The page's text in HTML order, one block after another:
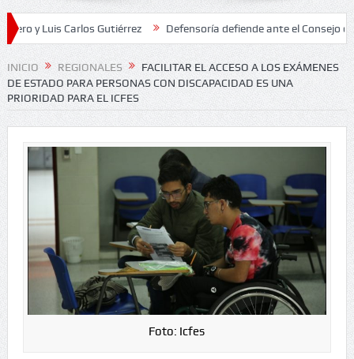
Carlos Gutiérrez Defensoría defiende ante el Consejo de Estado
2026
INICIO REGIONALES
FACILITAR EL ACCESO A LOS EXÁMENES
DE ESTADO PARA PERSONAS CON DISCAPACIDAD ES UNA
PRIORIDAD PARA EL ICFES
Foto: Icfes